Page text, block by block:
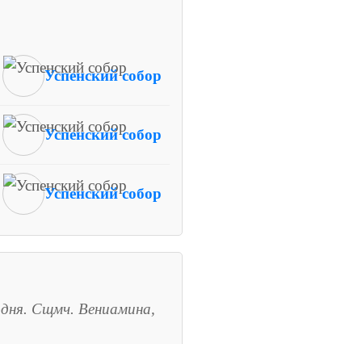
Успенский собор
Успенский собор
Успенский собор
Сщмч. Вениамина,